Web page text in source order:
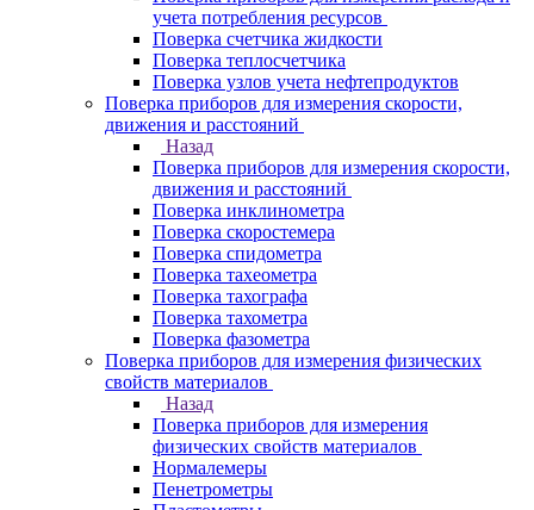
учета потребления ресурсов
Поверка счетчика жидкости
Поверка теплосчетчика
Поверка узлов учета нефтепродуктов
Поверка приборов для измерения скорости,
движения и расстояний
Назад
Поверка приборов для измерения скорости,
движения и расстояний
Поверка инклинометра
Поверка скоростемера
Поверка спидометра
Поверка тахеометра
Поверка тахографа
Поверка тахометра
Поверка фазометра
Поверка приборов для измерения физических
свойств материалов
Назад
Поверка приборов для измерения
физических свойств материалов
Нормалемеры
Пенетрометры